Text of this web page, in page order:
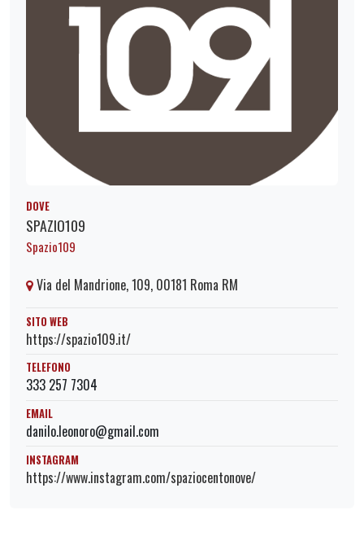
DOVE
SPAZIO109
Spazio109
Via del Mandrione, 109, 00181 Roma RM
SITO WEB
https://spazio109.it/
TELEFONO
333 257 7304
EMAIL
danilo.leonoro@gmail.com
INSTAGRAM
https://www.instagram.com/spaziocentonove/